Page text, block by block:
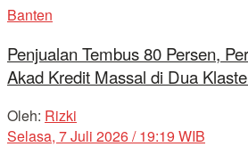
Banten
Penjualan Tembus 80 Persen,
Akad Kredit Massal di Dua
Oleh: Rizki
Selasa, 7 Juli 2026 / 19:19 WIB